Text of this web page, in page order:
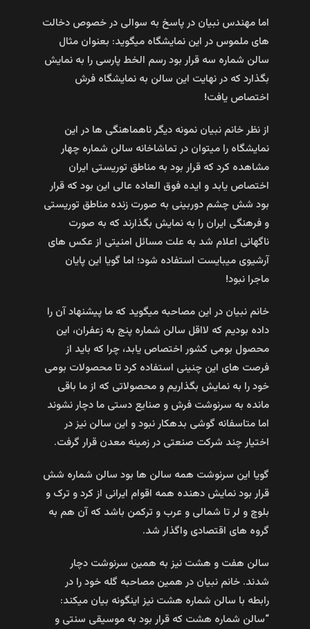
اما مهندس نبیان در پاسخ به سوالی در خصوص دخالت
های ملموس در این نمایشگاه میگوید: بعنوان مثال
سالن شماره سه قرار بود رسم الخط پارسی را به نمایش
بگذارد که در نهایت این سالن به نمایشگاه فرش
اختصاص یافت!
از نظر خانم نبیان نمونه دیگر ناهماهنگی ها در این
نمایشگاه را میتوان در تماشاخانه سالن شماره چهار
مشاهده کرد که قرار بود به مناطق توریستی ایران
اختصاص یابد و ایده فوق العاده عالی این بود که قرار
بود شش چشم دوربینی به صورت زنده مناطق توریستی
و فرهنگی ایران را به نمایش بگذارند که به صورت
ناگهانی اعلام شد به علت مسائل امنیتی از عکس های
آرشیوی میبایست استفاده شود؛ اما گویا این پایان
ماجرا نبود!
خانم نبیان در این مصاحبه میگوید که ما پیشنهاد آن را
داده بودیم که لااقل سالن شماره پنج به زعفران، این
محصول بومی کشور اختصاص یابد، چرا که باید از
فرصت های این چنینی استفاده کرد تا محصولات بومی
خود را به نمایش بگذاریم و محصولاتی که از ما باقی
مانده به سرنوشت فرش و صنایع دستی ما دچار نشوند
اما متاسفانه گوشی بدهکار نبود و این سالن نیز در
اختیار چند شرکت صنعتی در زمینه معدن قرار گرفت.
گویا این سرنوشت همه سالن ها بود سالن شماره شش
قرار بود نمایش دهنده همه اقوام ایرانی از کرد و ترک و
بلوچ و لر تا شمالی و عرب و ترکمن باشد که آن هم به
گروه های اقتصادی واگذار شد.
سالن هفت و هشت نیز به همین سرنوشت دچار
شدند. خانم نبیان در همین مصاحبه گله خود را در
رابطه با سالن شماره هشت نیز اینگونه بیان میکند:
“سالن شماره هشت که قرار بود به موسیقی سنتی و